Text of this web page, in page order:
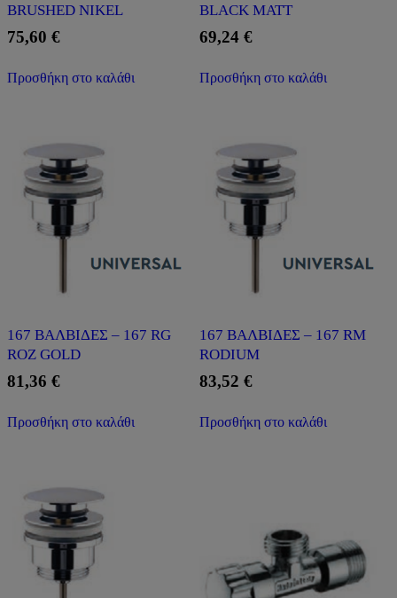
BRUSHED NIKEL
75,60 €
Προσθήκη στο καλάθι
BLACK MATT
69,24 €
Προσθήκη στο καλάθι
167 ΒΑΛΒΙΔΕΣ – 167 RG
ROZ GOLD
81,36 €
Προσθήκη στο καλάθι
167 ΒΑΛΒΙΔΕΣ – 167 RM
RODIUM
83,52 €
Προσθήκη στο καλάθι